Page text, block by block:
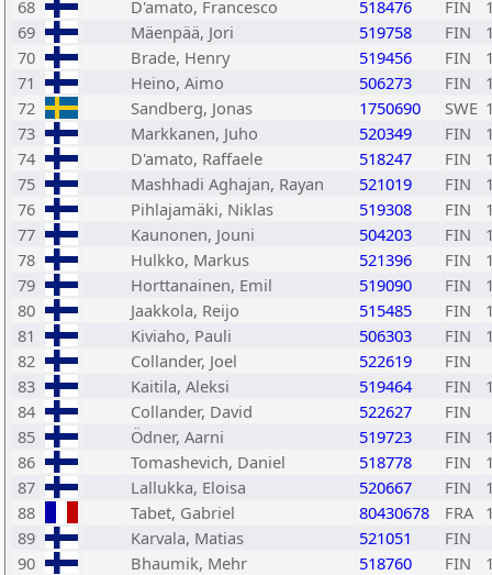
68
D'amato, Francesco 518476 FIN
69
Mäenpää, Jori 519758 FIN
70
Brade, Henry 519456 FIN
71
Heino, Aimo 506273 FIN
72
Sandberg, Jonas 1750690 SWE
73
Markkanen, Juho 520349 FIN
74
D'amato, Raffaele 518247 FIN
75
Mashhadi Aghajan, Rayan 521019 FIN
76
Pihlajamäki, Niklas 519308 FIN
77
Kaunonen, Jouni 504203 FIN
78
Hulkko, Markus 521396 FIN
79
Horttanainen, Emil 519090 FIN
80
Jaakkola, Reijo 515485 FIN
81
Kiviaho, Pauli 506303 FIN
82
Collander, Joel 522619
FIN
83
Kaitila, Aleksi 519464 FIN
84
Collander, David 522627
FIN
85
Ödner, Aarni 519723 FIN
86
Tomashevich, Daniel 518778 FIN
87
Lallukka, Eloisa 520667 FIN
88
Tabet, Gabriel 80430678 FRA
89
Karvala, Matias 521051
FIN
90
Bhaumik, Mehr 518760 FIN